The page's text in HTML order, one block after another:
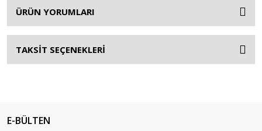
ÜRÜN YORUMLARI
TAKSİT SEÇENEKLERİ
E-BÜLTEN